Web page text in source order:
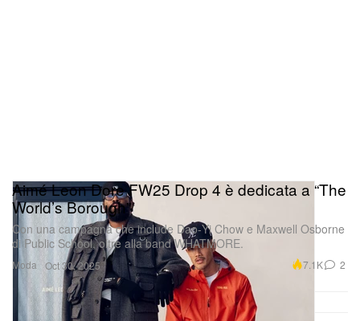
Moda
Aimé Leon Dore FW25 Drop 4 è dedicata a “The
World’s Borough”
Con una campagna che include Dao‑Yi Chow e Maxwell Osborne
di Public School, oltre alla band WHATMORE.
Oct 30, 2025 7.1K 2